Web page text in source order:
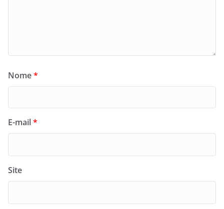
Nome*
E-mail*
Site